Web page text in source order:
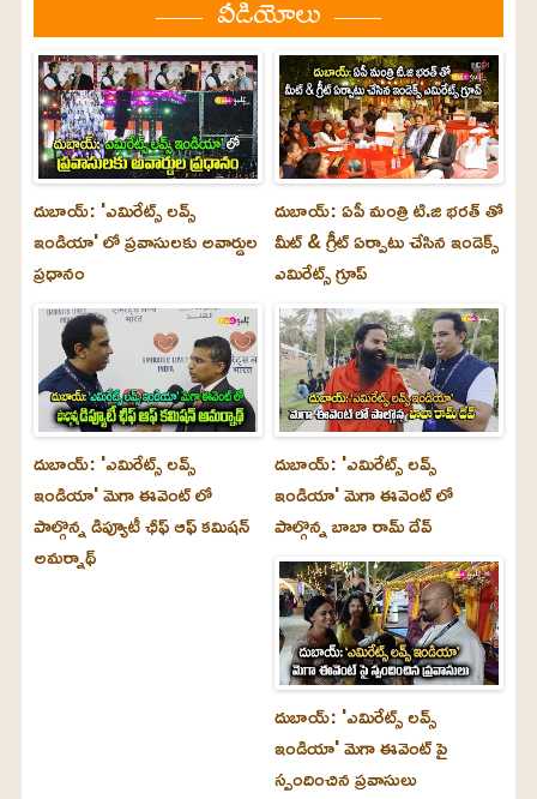
వీడియోలు
దుబాయ్: 'ఎమిరేట్స్ లవ్స్
ఇండియా' లో ప్రవాసులకు అవార్డుల
ప్రధానం
దుబాయ్: ఏపీ మంత్రి టి.జి భరత్ తో
మీట్ & గ్రీట్ ఏర్పాటు చేసిన ఇండెక్స్
ఎమిరేట్స్ గ్రూప్
దుబాయ్‌: 'ఎమిరేట్స్ లవ్స్
ఇండియా' మెగా ఈవెంట్ లో
పాల్గొన్న డిప్యూటీ ఛీఫ్ ఆఫ్ కమిషన్
అమర్నాథ్
దుబాయ్‌: 'ఎమిరేట్స్ లవ్స్
ఇండియా' మెగా ఈవెంట్ లో
పాల్గొన్న బాబా రామ్ దేవ్
దుబాయ్‌: 'ఎమిరేట్స్ లవ్స్
ఇండియా' మెగా ఈవెంట్ పై
స్పందించిన ప్రవాసులు